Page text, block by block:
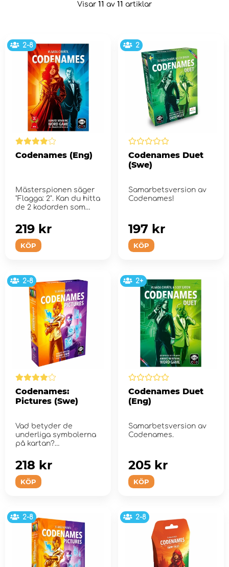
Visar 11 av 11 artiklar
2-8
Codenames (Eng)
Mästerspionen säger
"Flagga: 2". Kan du hitta
de 2 kodorden som
KÖP
219 kr
2
Codenames Duet
(Swe)
Samarbetsversion av
Codenames!
KÖP
197 kr
2-8
Codenames:
Pictures (Swe)
Vad betyder de
underliga symbolerna
på kartan?
KÖP
218 kr
2+
Codenames Duet
(Eng)
Samarbetsversion av
Codenames.
KÖP
205 kr
2-8 2-8